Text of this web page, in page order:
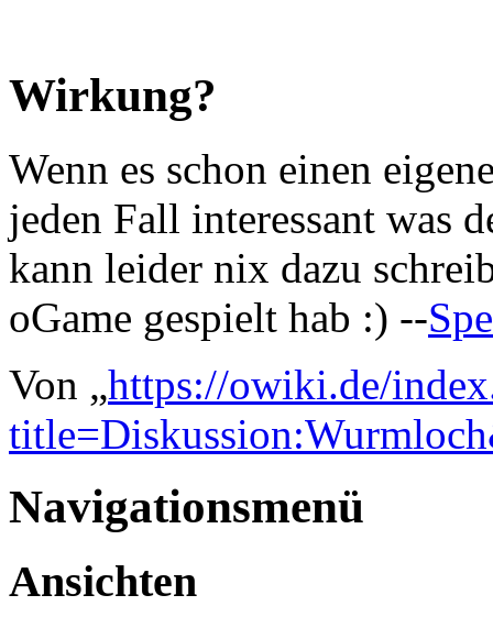
Wirkung?
Wenn es schon einen
jeden Fall interessant was
kann leider nix dazu
oGame gespielt hab :) --
Von „https://owiki.de/
Navigationsmenü
Ansichten